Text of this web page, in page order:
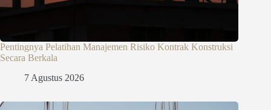
Pentingnya Pelatihan Manajemen Risiko Kontrak Konstruksi
Secara Berkala
7 Agustus 2026